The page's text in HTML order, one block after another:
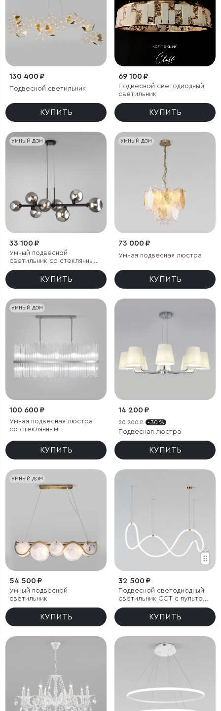
130 400 ₽
Подвесной светильник
КУПИТЬ
69 100 ₽
Подвесной светодиодный
светильник
КУПИТЬ
УМНЫЙ ДОМ
33 100 ₽
Умный подвесной
светильник со стеклянными
плафонами
КУПИТЬ
УМНЫЙ ДОМ
73 000 ₽
Умная подвесная люстра
КУПИТЬ
УМНЫЙ ДОМ
100 600 ₽
Умная подвесная люстра
со стеклянным
КУПИТЬ
14 200 ₽
20 200 ₽ - 30 %
Подвесная люстра
КУПИТЬ
УМНЫЙ ДОМ
54 500 ₽
Умный подвесной
светильник
КУПИТЬ
32 500 ₽
Подвесной светодиодный
светильник ССТ с пультом
управления
КУПИТЬ